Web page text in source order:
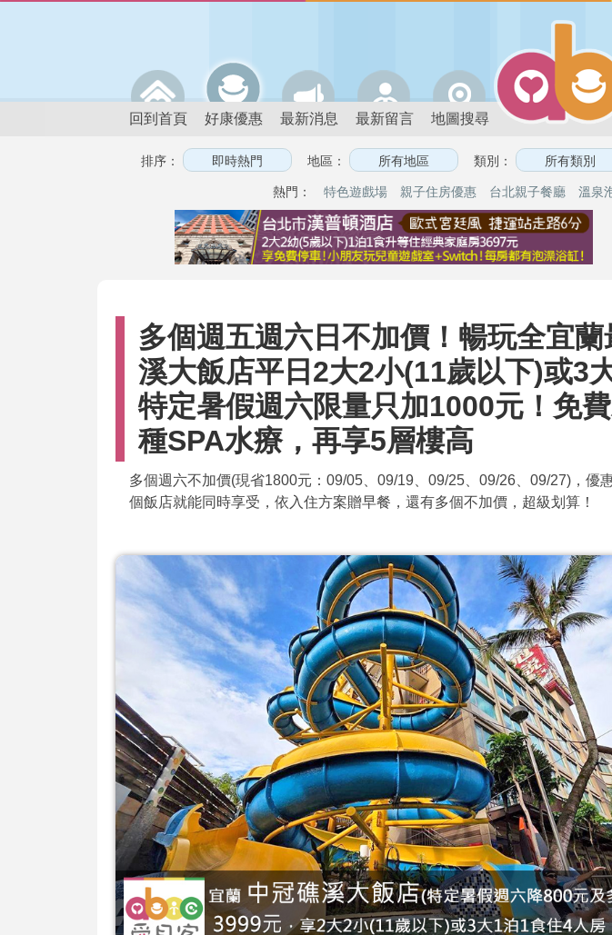
回到首頁 好康優惠 最新消息 最新留言 地圖搜尋
排序： 地區： 類別：
熱門： 特色遊戲場 親子住房優惠 台北親子餐廳 溫泉
多個週五週六日不加價！暢玩全宜
溪大飯店平日2大2小(11歲以下)或3
特定暑假週六限量只加1000元！免
種SPA水療，再享5層樓高
多個週六不加價(現省1800元：09/05、09/19、09/25、09/26、09/27)，
個飯店就能同時享受，依入住方案贈早餐，還有多個不加價，超級划算！